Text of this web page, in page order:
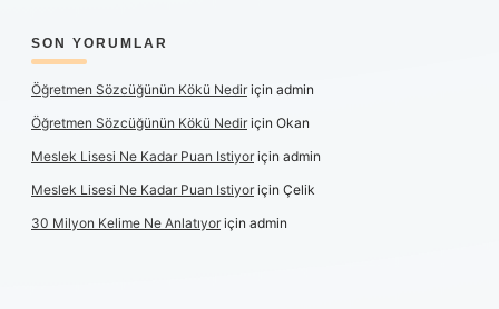
SON YORUMLAR
Öğretmen Sözcüğünün Kökü Nediriçin admin
Öğretmen Sözcüğünün Kökü Nediriçin Okan
Meslek Lisesi Ne Kadar Puan Istiyoriçin admin
Meslek Lisesi Ne Kadar Puan Istiyoriçin Çelik
30 Milyon Kelime Ne Anlatıyoriçin admin